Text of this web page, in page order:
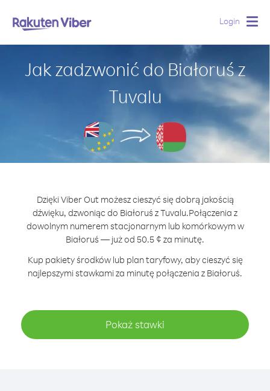
Login
Jak zadzwonić do Białoruś z
Tuvalu
Dzięki Viber Out możesz cieszyć się dobrą jakością
dźwięku, dzwoniąc do Białoruś z Tuvalu.Połączenia z
dowolnym numerem stacjonarnym lub komórkowym w
Białoruś — już od 50.5 ¢ za minutę.
Kup pakiety środków lub plan taryfowy, aby cieszyć się
najlepszymi stawkami za minutę połączenia z Białoruś.
Pokaż stawki